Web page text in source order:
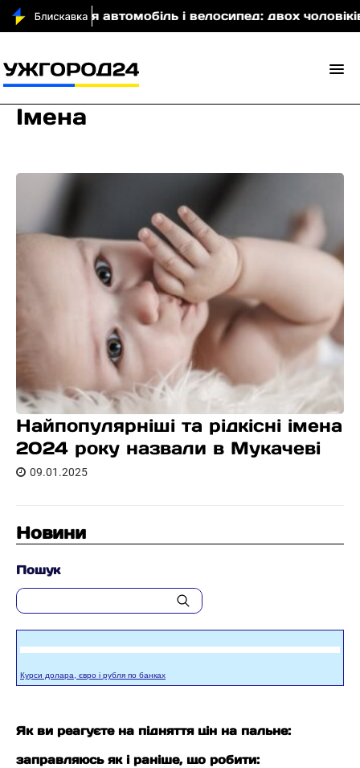
автомобіль і велосипед: двох чоловіків
Імена
Найпопулярніші та рідкісні імена
2024 року назвали в Мукачеві
09.01.2025
Новини
Пошук
Курси долара, євро і рубля по банках
Як ви реагуєте на підняття цін на пальне:
заправляюсь як і раніше, що робити: